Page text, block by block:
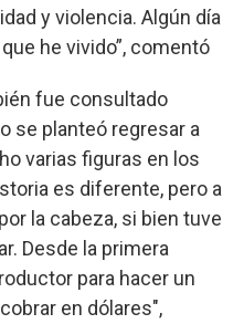
y violencia. Algún día
he vivido”, comentó
fue consultado
se planteó regresar a
varias figuras en los
es diferente, pero a
la cabeza, si bien tuve
Desde la primera
para hacer un
en dólares",